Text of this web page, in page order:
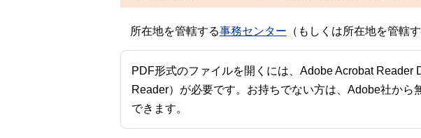
所在地を管轄する事務センター （もしくは所在地を管轄
PDF形式のファイルを開くには、Adobe Acrobat Reader
Reader）が必要です。お持ちでない方は、Adobe社から
できます。